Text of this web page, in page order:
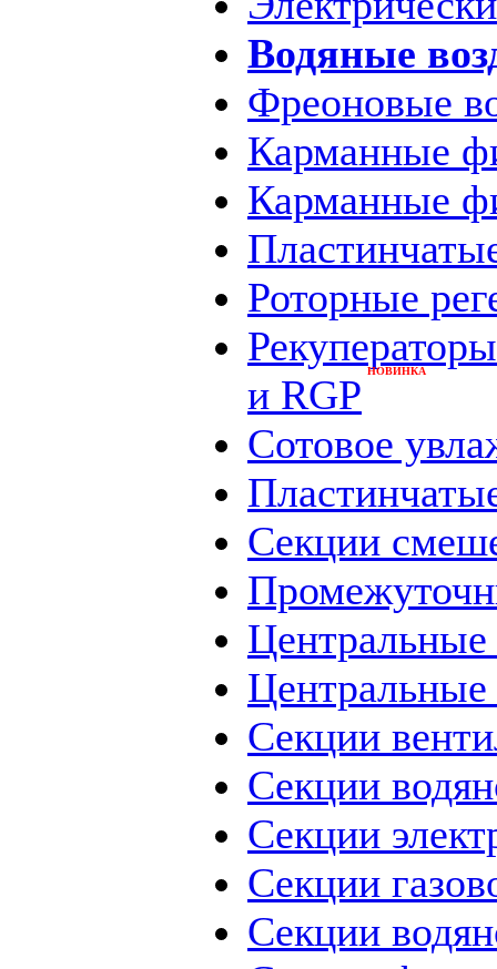
Водяные
Фреоновые
Карманные
Карманные
Роторные
и RGP
НОВИНКА
Сотовое
Секции
Секции
Секции
Секции
Секции
Секции